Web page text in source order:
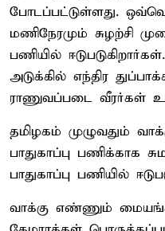
போடப்பட்டுள்ளது.
மணிநேரமும் சுழற்சி
பணியில்
அடுக்கில் எந்திர
ராணுவப்படை வீரர்கள்
தமிழகம் முழுவதும்
பாதுகாப்பு பணிக்காக
பாதுகாப்பு பணியில்
வாக்கு எண்ணும்